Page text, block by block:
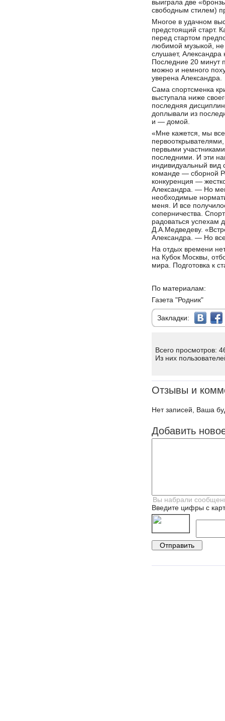
выиграла две
свободным стилем)
Многое в удачном
предстоящий старт.
перед стартом
любимой музыкой, не
слушает, Александра
Последние 20 минут
можно и немного
уверена Александра.
Сама спортсменка
выступала ниже
последняя
доплывали из
и — домой.
«Мне кажется, мы
первыми
последними. И эти
индивидуальный вид
команде — сборной
конкуренция —
Александра. — Но
необходимые
меня. И все
соперничества.
радоваться успехам
Д.А.Медведеву.
Александра. — Но
На отдых времени
на Кубок Москвы,
мира. Подготовка к
По материалам:
Газета "Родник"
Закладки:
Всего просмотров:
Из них
Отзывы и
Нет записей, Ваша
Добавить
Введите цифры с